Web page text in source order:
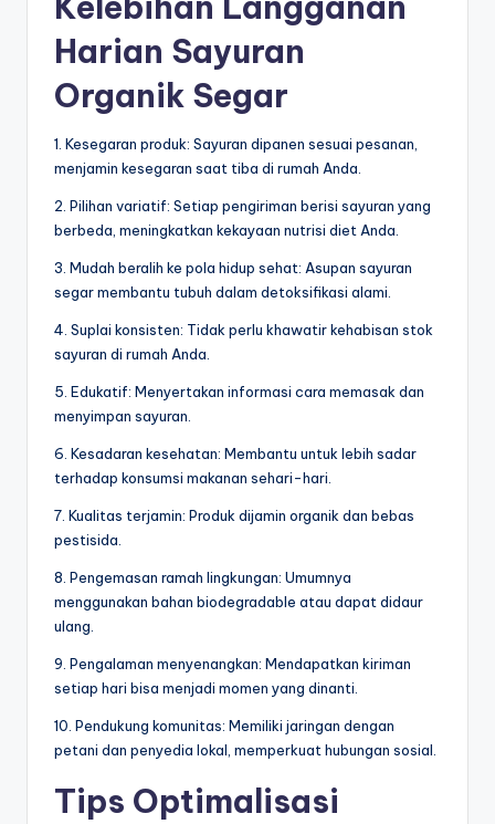
Harian Sayuran
Organik Segar
1. Kesegaran produk: Sayuran dipanen sesuai pesanan,
menjamin kesegaran saat tiba di rumah Anda.
2. Pilihan variatif: Setiap pengiriman berisi sayuran yang
berbeda, meningkatkan kekayaan nutrisi diet Anda.
3. Mudah beralih ke pola hidup sehat: Asupan sayuran
segar membantu tubuh dalam detoksifikasi alami.
4. Suplai konsisten: Tidak perlu khawatir kehabisan stok
sayuran di rumah Anda.
5. Edukatif: Menyertakan informasi cara memasak dan
menyimpan sayuran.
6. Kesadaran kesehatan: Membantu untuk lebih sadar
terhadap konsumsi makanan sehari-hari.
7. Kualitas terjamin: Produk dijamin organik dan bebas
pestisida.
8. Pengemasan ramah lingkungan: Umumnya
menggunakan bahan biodegradable atau dapat didaur
ulang.
9. Pengalaman menyenangkan: Mendapatkan kiriman
setiap hari bisa menjadi momen yang dinanti.
10. Pendukung komunitas: Memiliki jaringan dengan
petani dan penyedia lokal, memperkuat hubungan sosial.
Tips Optimalisasi